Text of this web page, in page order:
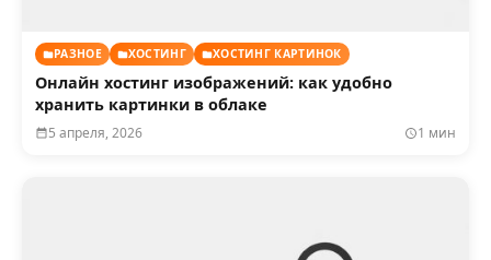
РАЗНОЕ ХОСТИНГ ХОСТИНГ КАРТИНОК
Онлайн хостинг изображений: как удобно
хранить картинки в облаке
5 апреля, 2026 1 мин